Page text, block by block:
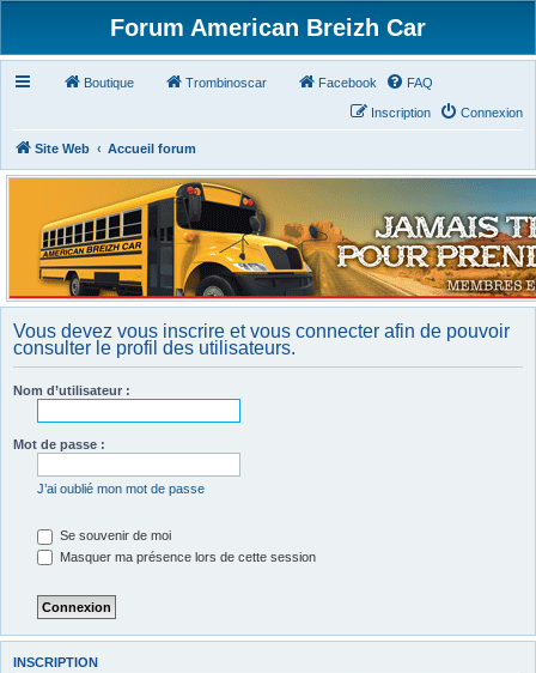
Forum American Breizh Car
Boutique Trombinoscar Facebook FAQ
Connexion
Inscription
Site Web Accueil forum
Vous devez vous inscrire et vous connecter afin de pouvoir
consulter le profil des utilisateurs.
Nom d’utilisateur :
Mot de passe :
J’ai oublié mon mot de passe
Se souvenir de moi
Masquer ma présence lors de cette session
INSCRIPTION